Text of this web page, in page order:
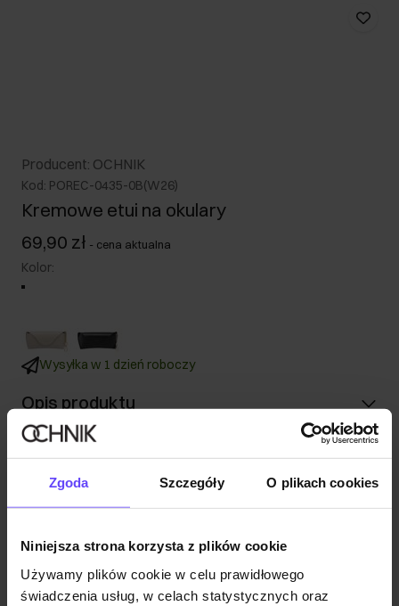
Zgoda Szczegóły O plikach cookies
Niniejsza strona korzysta z plików cookie
Używamy plików cookie w celu prawidłowego
świadczenia usług, w celach statystycznych oraz
Producent: OCHNIK
Kod: POREC-0435-0B(W26)
Kremowe etui na okulary
69,90 zł - cena aktualna
Kolor:
Wysyłka w 1 dzień roboczy
Opis produktu
Szczegóły
Opinie